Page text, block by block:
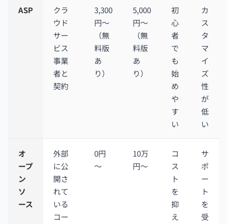
ASP
クラ
ウド
サー
ビス
事業
者と
契約
3,300
円～
（無
料版
あ
り）
5,000
円～
（無
料版
あ
り）
初
心
者
で
も
始
め
や
す
い
カ
ス
タ
マ
イ
ズ
性
が
低
い
オ
ープ
ン
ソ
ース
外部
に公
開さ
れて
いる
コー
0円
～
10万
円～
コ
ス
ト
を
抑
え
サ
ポ
ー
ト
を
受